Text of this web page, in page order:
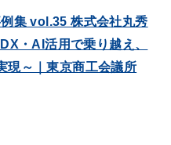
集 vol.35 株式会社丸秀
・AI活用で乗り越え、
現～｜東京商工会議所